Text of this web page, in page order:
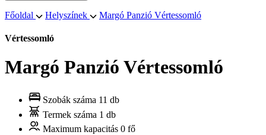
Főoldal Helyszínek Margó Panzió Vértessomló
Vértessomló
Margó Panzió Vértessomló
Szobák száma 11 db
Termek száma 1 db
Maximum kapacitás 0 fő